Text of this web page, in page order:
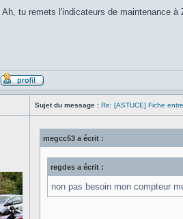
Ah, tu remets l'indicateurs de maintenance à
Sujet du message : Re: [ASTUCE] Fiche
megcc53 a écrit :
regdes a écrit :
non pas besoin mon compteur